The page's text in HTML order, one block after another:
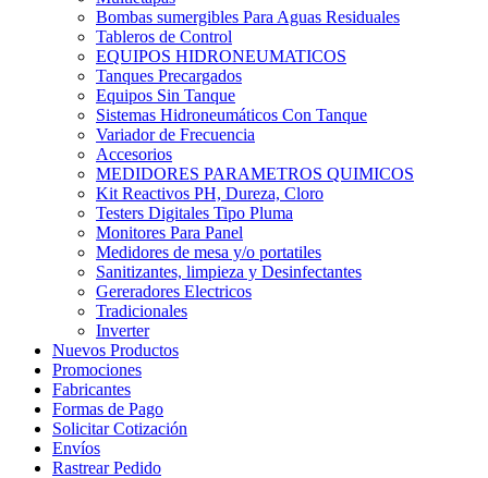
Bombas sumergibles Para Aguas Residuales
Tableros de Control
EQUIPOS HIDRONEUMATICOS
Tanques Precargados
Equipos Sin Tanque
Sistemas Hidroneumáticos Con Tanque
Variador de Frecuencia
Accesorios
MEDIDORES PARAMETROS QUIMICOS
Kit Reactivos PH, Dureza, Cloro
Testers Digitales Tipo Pluma
Monitores Para Panel
Medidores de mesa y/o portatiles
Sanitizantes, limpieza y Desinfectantes
Gereradores Electricos
Tradicionales
Inverter
Nuevos Productos
Promociones
Fabricantes
Formas de Pago
Solicitar Cotización
Envíos
Rastrear Pedido